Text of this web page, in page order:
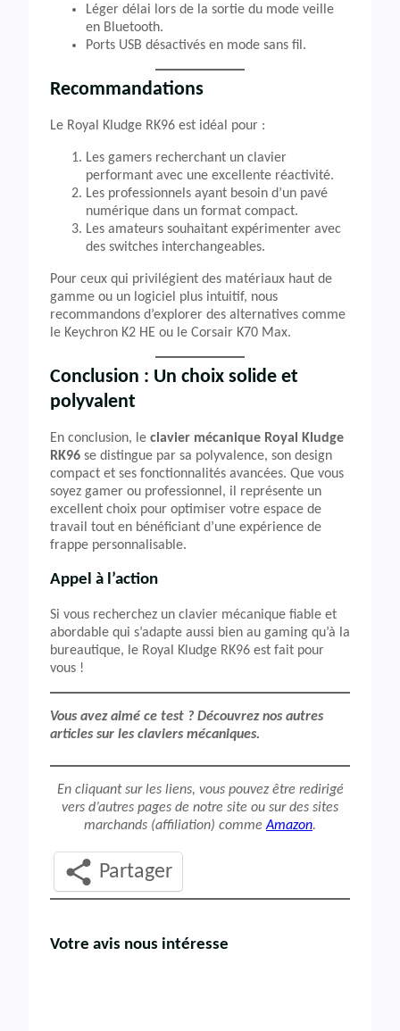
Léger délai lors de la sortie du mode veille
en Bluetooth.
Ports USB désactivés en mode sans fil.
Recommandations
Le Royal Kludge RK96 est idéal pour :
Les gamers recherchant un clavier
performant avec une excellente réactivité.
Les professionnels ayant besoin d’un pavé
numérique dans un format compact.
Les amateurs souhaitant expérimenter avec
des switches interchangeables.
Pour ceux qui privilégient des matériaux haut de
gamme ou un logiciel plus intuitif, nous
recommandons d’explorer des alternatives comme
le Keychron K2 HE ou le Corsair K70 Max.
Conclusion : Un choix solide et
polyvalent
En conclusion, le clavier mécanique Royal Kludge
RK96 se distingue par sa polyvalence, son design
compact et ses fonctionnalités avancées. Que vous
soyez gamer ou professionnel, il représente un
excellent choix pour optimiser votre espace de
travail tout en bénéficiant d’une expérience de
frappe personnalisable.
Appel à l’action
Si vous recherchez un clavier mécanique fiable et
abordable qui s’adapte aussi bien au gaming qu’à la
bureautique, le Royal Kludge RK96 est fait pour
vous !
Vous avez aimé ce test ? Découvrez nos autres
articles sur les claviers mécaniques.
En cliquant sur les liens, vous pouvez être redirigé
vers d’autres pages de notre site ou sur des sites
marchands (affiliation) commeAmazon.
Partager
Votre avis nous intéresse